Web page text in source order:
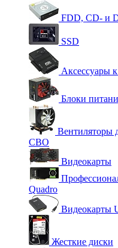
FDD, CD- и
SSD
Аксессуары
Блоки
Вентиляторы
СВО
Видеокарты
Quadro
Видеокарты
Жесткие диски